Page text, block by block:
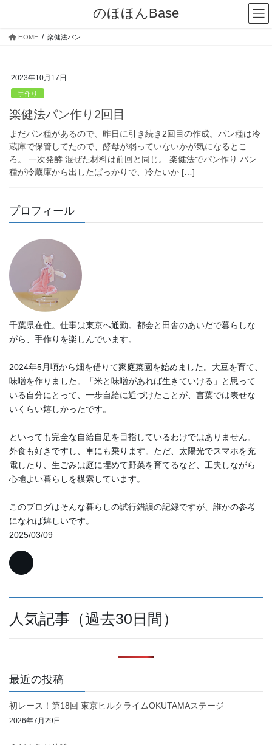
のほほんBase
HOME 楽健法パン
2023年10月17日
手作り
楽健法パン作り2回目
まだパン種があるので、昨日に引き続き2回目の作成。パン種は冷
蔵庫で保管してたので、酵母が弱っていないかが気になるとこ
ろ。 一次発酵 混ぜた材料は前回と同じ。 楽健法でパン作り パン
種が冷蔵庫から出したばっかりで、冷たいか […]
プロフィール
千葉県在住。仕事は東京へ通勤。都会と田舎のあいだで暮らしな
がら、手作りを楽しんでいます。
2024年5月頃から畑を借りて家庭菜園を始めました。大豆を育て、
味噌を作りました。「米と味噌があれば生きていける」と思って
いる自分にとって、一歩自給に近づけたことが、言葉では表せな
いくらい嬉しかったです。
といっても完全な自給自足を目指しているわけではありません。
外食も好きですし、車にも乗ります。ただ、太陽光でスマホを充
電したり、生ごみは庭に埋めて野菜を育てるなど、工夫しながら
心地よい暮らしを模索しています。
このブログはそんな暮らしの試行錯誤の記録ですが、誰かの参考
になれば嬉しいです。
2025/03/09
人気記事（過去30日間）
最近の投稿
初レース！第18回 東京ヒルクライムOKUTAMAステージ
2026年7月29日